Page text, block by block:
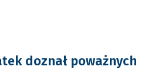
doznał poważnych